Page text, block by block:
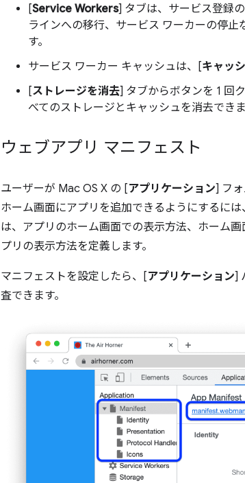
[Service Workers] タブは、サービス登録
ラインへの移行、サービス ワーカーの停
す。
サービス ワーカー キャッシュは、[キャッ
[ストレージを消去] タブからボタンを 1 回
べてのストレージとキャッシュを消去できま
ウェブアプリ マニフェスト
ユーザーが Mac OS X の [アプリケーション] フ
ホーム画面にアプリを追加できるようにするには、
は、アプリのホーム画面での表示方法、ホーム
プリの表示方法を定義します。
マニフェストを設定したら、[アプリケーション]
査できます。